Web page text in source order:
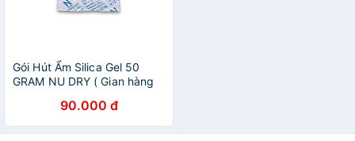
Gói Hút Ẩm Silica Gel 50
GRAM NU DRY ( Gian hàng
ảnh túi xách quần áo giày
dép nhà kho đóng túi 1kg
90.000 đ